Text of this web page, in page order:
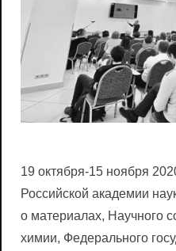
19 октября-15 ноября
Российской академии
о материалах, Научного
химии, Федерального